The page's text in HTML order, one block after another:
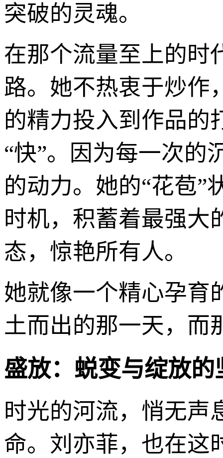
突破的灵魂。
在那个流量至上的时
路。她不热衷于炒作
的精力投入到作品的
“快”。因为每一次的
的动力。她的“花苞”
时机，积蓄着最强大
态，惊艳所有人。
她就像一个精心孕育
土而出的那一天，而
盛放：蜕变与绽放的
时光的河流，悄无声
命。刘亦菲，也在这